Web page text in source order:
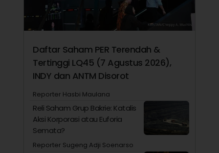
Daftar Saham PER Terendah &
Tertinggi LQ45 (7 Agustus 2026),
INDY dan ANTM Disorot
Reporter Hasbi Maulana
Reli Saham Grup Bakrie: Katalis
Aksi Korporasi atau Euforia
Semata?
Reporter Sugeng Adji Soenarso